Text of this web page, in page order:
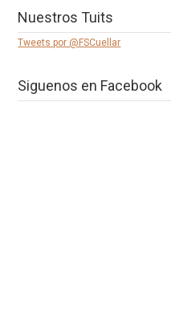
Nuestros Tuits
Tweets por @FSCuellar
Siguenos en Facebook